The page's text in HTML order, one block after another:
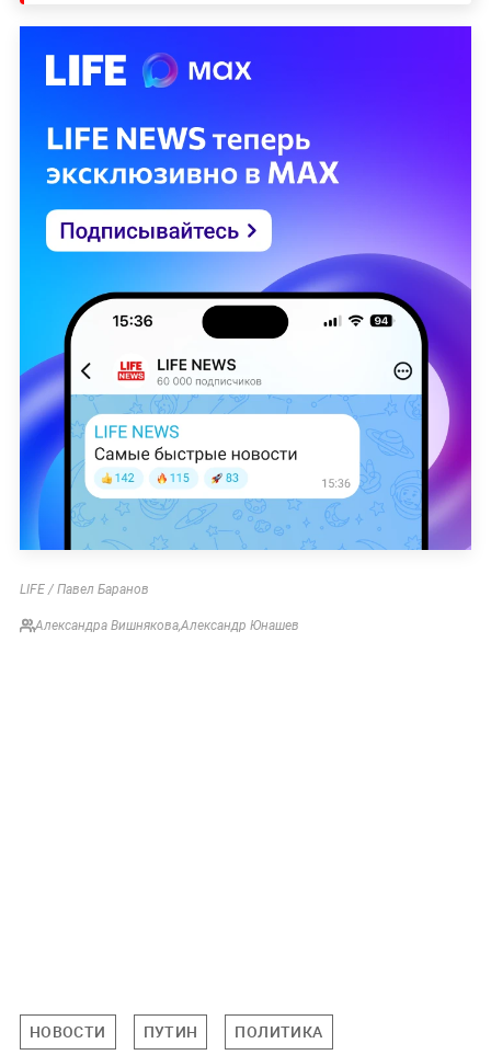
LIFE / Павел Баранов
Александра Вишнякова,Александр Юнашев
НОВОСТИ ПУТИН ПОЛИТИКА